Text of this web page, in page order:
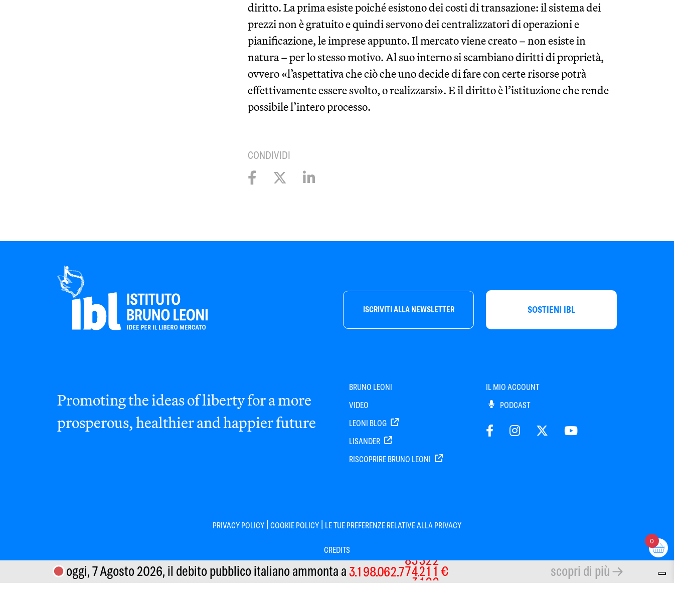
diritto. La prima esiste poiché esistono dei costi di transazione: il sistema dei
prezzi non è gratuito e quindi servono dei centralizzatori di operazioni e
pianificazione, le imprese appunto. Il mercato viene creato – non esiste in
natura – per lo stesso motivo. Al suo interno si scambiano diritti di proprietà,
ovvero «l’aspettativa che ciò che uno decide di fare con certe risorse potrà
effettivamente essere svolto, o realizzarsi». E il diritto è l’istituzione che rende
possibile l’intero processo.
CONDIVIDI
ISCRIVITI ALLA NEWSLETTER SOSTIENI IBL
Promoting the ideas of liberty for a more
prosperous, healthier and happier future
BRUNO LEONI
VIDEO
LEONI BLOG
LISANDER
RISCOPRIRE BRUNO LEONI
IL MIO ACCOUNT
PODCAST
PRIVACY POLICY | COOKIE POLICY | LE TUE PREFERENZE RELATIVE ALLA PRIVACY
CREDITS
oggi, 7 Agosto 2026,il debito pubblico italianoammonta a319806278532 2 € scopri di più
0